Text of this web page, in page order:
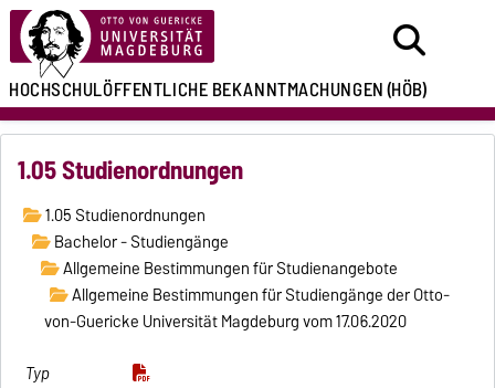
HOCHSCHULÖFFENTLICHEBEKANNTMACHUNGEN(HÖB)
1.05 Studienordnungen
1.05 Studienordnungen
Bachelor - Studiengänge
Allgemeine Bestimmungen für Studienangebote
Allgemeine Bestimmungen für Studiengänge der Otto-
von-Guericke Universität Magdeburg vom 17.06.2020